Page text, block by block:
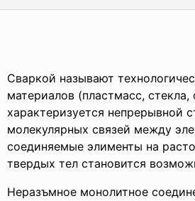
Сваркой называют
материалов (пластмасс,
характеризуется непрерывной
молекулярных связей между
соединяемые элименты на
твердых тел становится
Неразъмное монолитное